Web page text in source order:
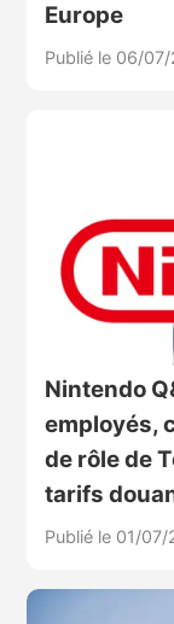
Europe
Publié le 06/
Nintendo
employés,
de rôle de
tarifs
Publié le 01/